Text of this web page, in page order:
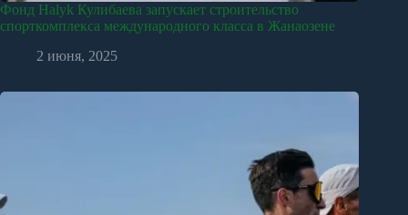
Фонд Halyk Кулибаева запускает строительство
спорткомплекса международного класса в Жанаозене
2 июня, 2025